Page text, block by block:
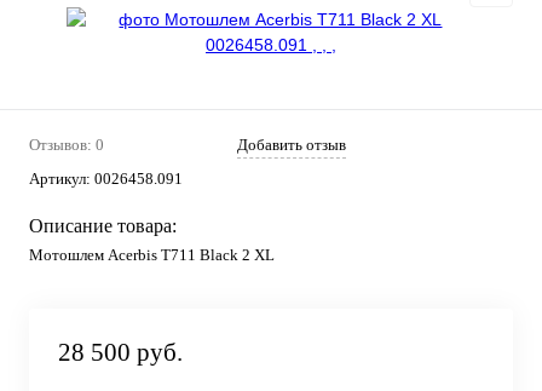
Отзывов: 0
Добавить отзыв
Артикул: 0026458.091
Описание товара:
Мотошлем Acerbis T711 Black 2 XL
28 500 руб.